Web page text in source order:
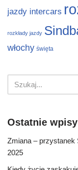
jazdy intercars
rozkłady jazdy
włochy święta
Ostatnie wpisy
Zmiana – przystanek
2025